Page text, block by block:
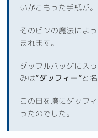
いがこもった手紙が。
そのビンの魔法によ
まれます。
ダッフルバッグに入
みは”ダッフィー”と
この日を境にダッフ
ったのでした。